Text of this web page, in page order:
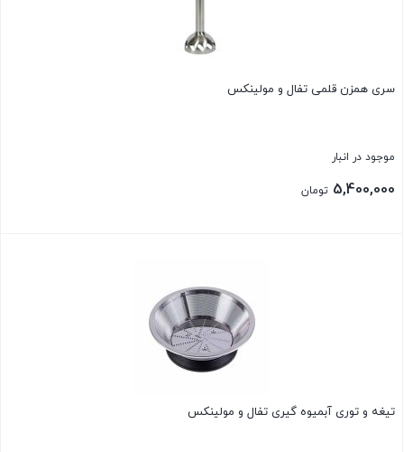
سری همزن قلمی تفال و مولینکس
موجود در انبار
5,400,000 تومان
تیغه و توری آبمیوه گیری تفال و مولینکس